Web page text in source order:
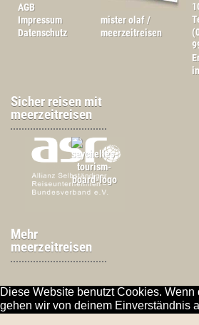
AGB
Impressum
Datenschutz
mister olaf /
meerzeitreisen
Sicher reisen mit
meerzeitreisen
Mehr
meerzeitreisen
Diese Website benutzt Cookies.
gehen wir von deinem Einverständnis